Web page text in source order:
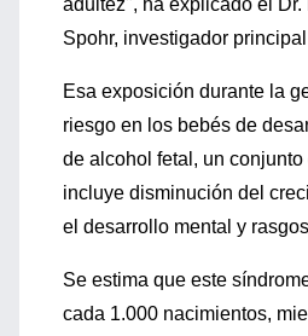
adultez", ha explicado el
Spohr, investigador
Esa exposición durante la
riesgo en los bebés de
de alcohol fetal, un
incluye disminución del
el desarrollo mental y
Se estima que este
cada 1.000 nacimientos,